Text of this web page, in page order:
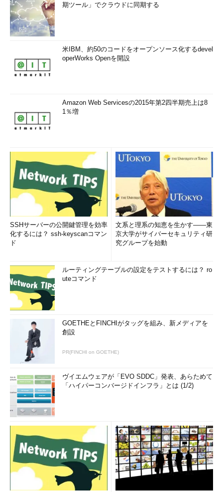
期ツール」でクラウドに同期する
米IBM、約50のコードをオープンソース化するdevel
operWorks Openを開設
Amazon Web Servicesの2015年第2四半期売上は8
1％増
SSHサーバーの公開鍵管理を効率
化するには？ ssh-keyscanコマン
ド
文系と理系の知恵を生かす――東
京大学がサイバーセキュリティ研
究グループを始動
ルーティングテーブルの設定をテストするには？ ro
uteコマンド
GOETHEとFINCHIがタッグを組み、新メディアを
創設
PR(FINCHI on GOETHE)
ヴイエムウェアが「EVO SDDC」発表、あらためて
「ハイパーコンバージドインフラ」とは (1/2)